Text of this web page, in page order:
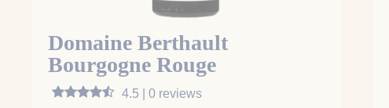
Domaine Berthault
Bourgogne Rouge
4.5 | 0 reviews